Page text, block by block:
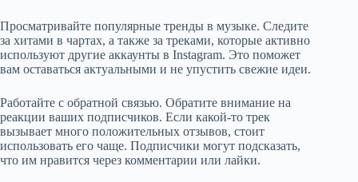
Просматривайте популярные тренды в музыке. Следите
за хитами в чартах, а также за треками, которые активно
используют другие аккаунты в Instagram. Это поможет
вам оставаться актуальными и не упустить свежие идеи.
Работайте с обратной связью. Обратите внимание на
реакции ваших подписчиков. Если какой-то трек
вызывает много положительных отзывов, стоит
использовать его чаще. Подписчики могут подсказать,
что им нравится через комментарии или лайки.